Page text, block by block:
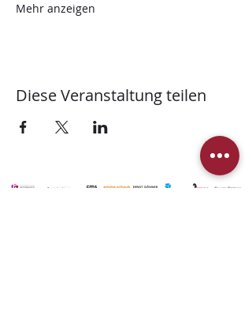
Mehr anzeigen
Diese Veranstaltung teilen